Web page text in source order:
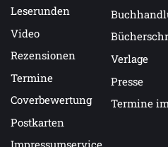
Leserunden
Video
Rezensionen
Termine
Coverbewertung
Postkarten
Verlage
Presse
Termine